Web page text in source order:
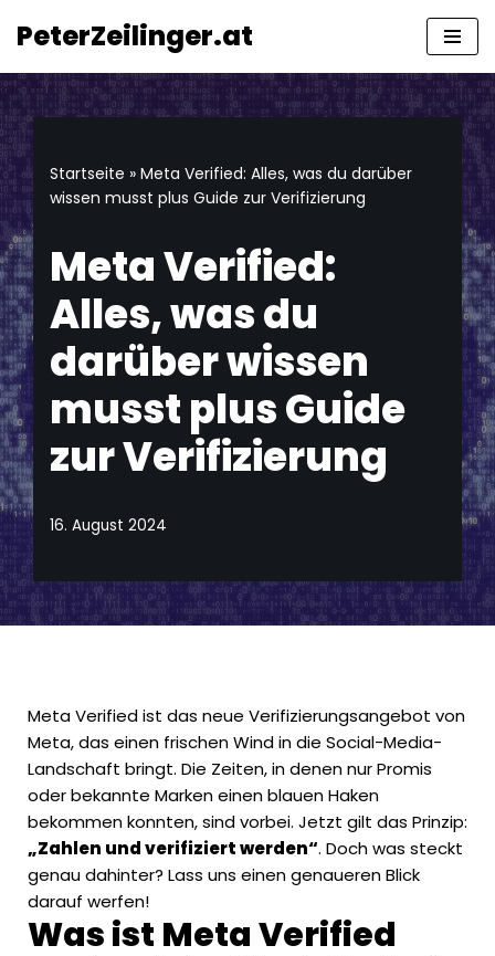
springen
Inhalt
springen
PeterZeilinger.at
Startseite » Meta Verified: Alles, was du darüber
wissen musst plus Guide zur Verifizierung
Meta Verified:
Alles, was du
darüber wissen
musst plus Guide
zur Verifizierung
16. August 2024
Meta Verified ist das neue Verifizierungsangebot von
Meta, das einen frischen Wind in die Social-Media-
Landschaft bringt. Die Zeiten, in denen nur Promis
oder bekannte Marken einen blauen Haken
bekommen konnten, sind vorbei. Jetzt gilt das Prinzip:
„Zahlen und verifiziert werden“. Doch was steckt
genau dahinter? Lass uns einen genaueren Blick
darauf werfen!
Was ist Meta Verified